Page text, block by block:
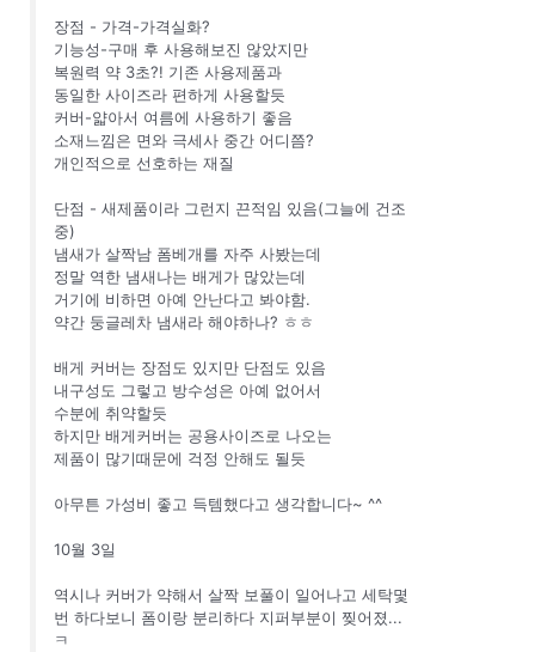
장점 - 가격-가격실화?
기능성-구매 후 사용해보진 않았지만
복원력 약 3초?! 기존 사용제품과
동일한 사이즈라 편하게 사용할듯
커버-얇아서 여름에 사용하기 좋음
소재느낌은 면와 극세사 중간 어디쯤?
개인적으로 선호하는 재질
단점 - 새제품이라 그런지 끈적임 있음(그늘에 건조
중)
냄새가 살짝남 폼베개를 자주 사봤는데
정말 역한 냄새나는 배게가 많았는데
거기에 비하면 아예 안난다고 봐야함.
약간 둥글레차 냄새라 해야하나? ㅎㅎ
배게 커버는 장점도 있지만 단점도 있음
내구성도 그렇고 방수성은 아예 없어서
수분에 취약할듯
하지만 배게커버는 공용사이즈로 나오는
제품이 많기때문에 걱정 안해도 될듯
아무튼 가성비 좋고 득템했다고 생각합니다~ ^^
10월 3일
역시나 커버가 약해서 살짝 보풀이 일어나고 세탁몇
번 하다보니 폼이랑 분리하다 지퍼부분이 찢어졌...
ㅋ